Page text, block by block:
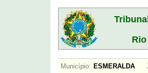
Município: ESMERALDA